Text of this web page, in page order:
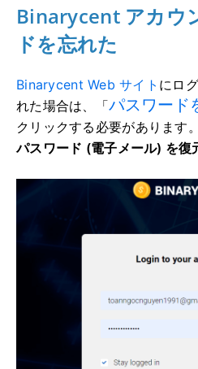
Binarycent アカウ
ドを忘れた
Binarycent Web サイト にロ
れた場合は、「パスワード
クリックする必要があります。
パスワード (電子メール) を復